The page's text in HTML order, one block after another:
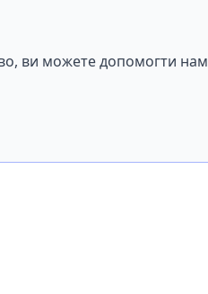
ви можете допомогти нам